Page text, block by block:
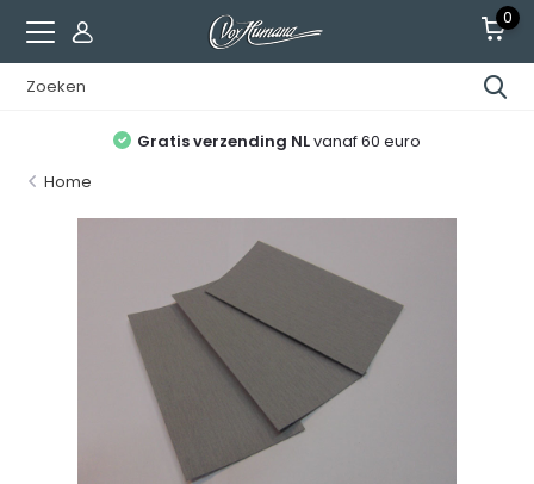
0
Gratis verzending NLvanaf 60 euro
Home